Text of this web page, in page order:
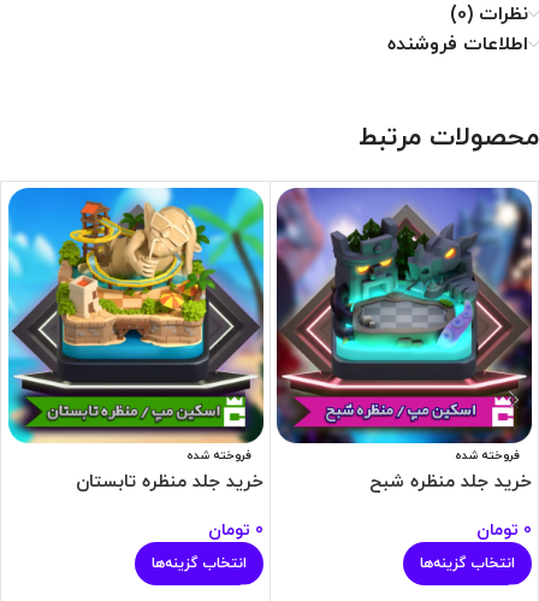
نظرات (0)
اطلاعات فروشنده
محصولات مرتبط
فروخته شده
خرید جلد منظره شبح
0 تومان
انتخاب گزینه‌ها
فروخته شده
خرید جلد منظره تابستان
0 تومان
انتخاب گزینه‌ها